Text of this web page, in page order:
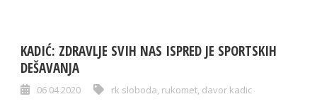
KADIĆ: ZDRAVLJE SVIH NAS ISPRED JE SPORTSKIH
DEŠAVANJA
06 04 2020 rk sloboda, rukomet, davor kadic